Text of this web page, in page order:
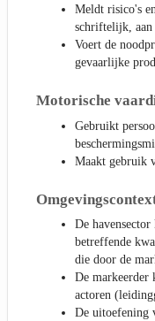
Meldt risico's
schriftelijk, aan
Voert de
gevaarlijke
Motorische
Gebruikt
Maakt gebruik
De
betreffende
die door de
De markeerder
actoren
De uitoefening